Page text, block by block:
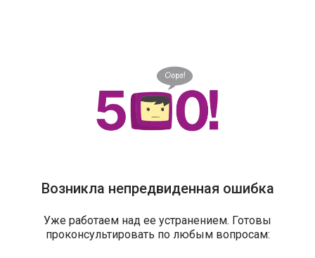
Возникла непредвиденная ошибка
Уже работаем над ее устранением. Готовы
проконсультировать по любым вопросам: